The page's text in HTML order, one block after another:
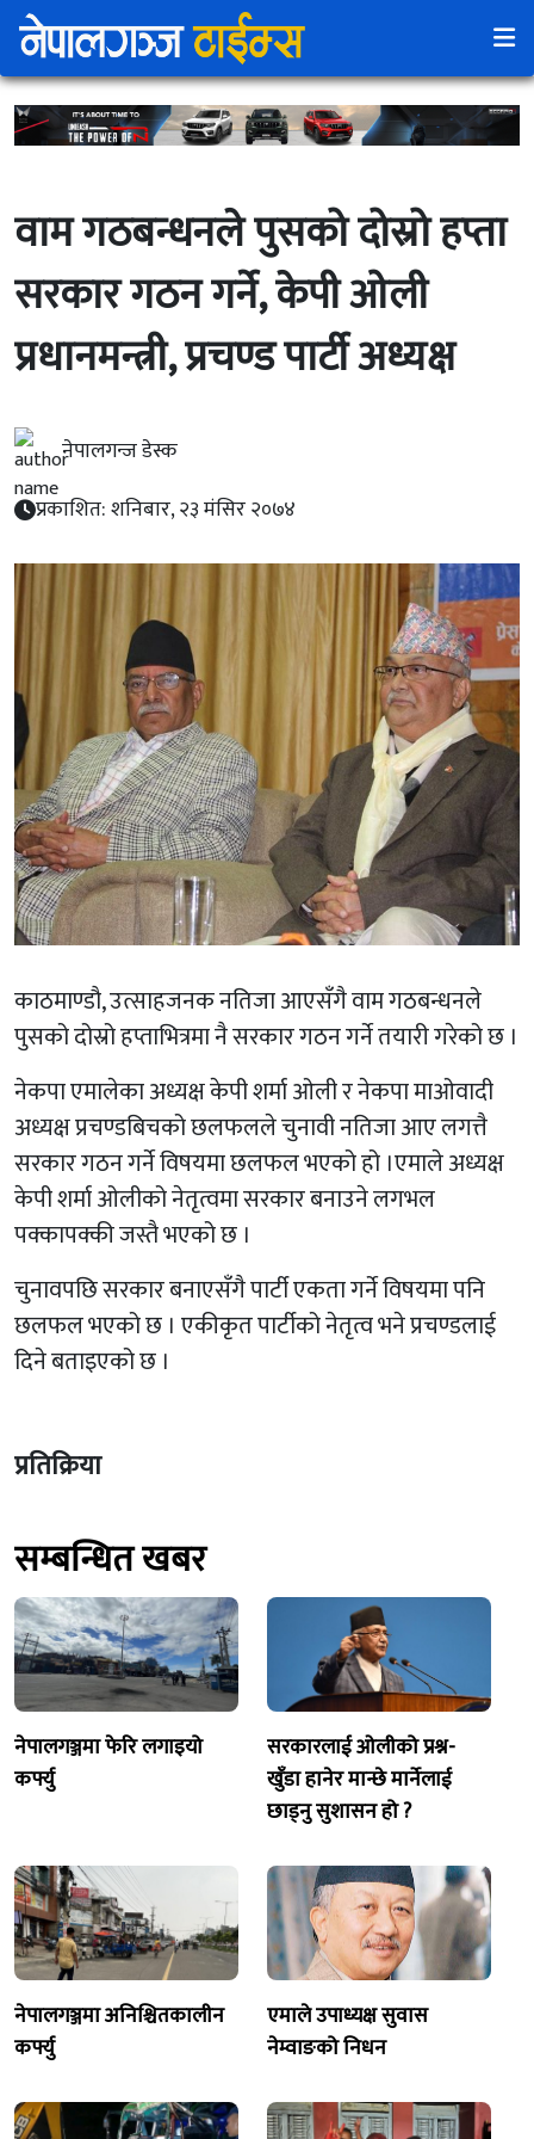
वाम गठबन्धनले पुसको दोस्रो हप्ता
सरकार गठन गर्ने, केपी ओली
प्रधानमन्त्री, प्रचण्ड पार्टी अध्यक्ष
नेपालगन्ज डेस्क
प्रकाशित: शनिबार, २३ मंसिर २०७४
काठमाण्डौ, उत्साहजनक नतिजा आएसँगै वाम गठबन्धनले
पुसको दोस्रो हप्ताभित्रमा नै सरकार गठन गर्ने तयारी गरेको छ ।
नेकपा एमालेका अध्यक्ष केपी शर्मा ओली र नेकपा माओवादी
अध्यक्ष प्रचण्डबिचको छलफलले चुनावी नतिजा आए लगत्तै
सरकार गठन गर्ने विषयमा छलफल भएको हो ।एमाले अध्यक्ष
केपी शर्मा ओलीको नेतृत्वमा सरकार बनाउने लगभल
पक्कापक्की जस्तै भएको छ ।
चुनावपछि सरकार बनाएसँगै पार्टी एकता गर्ने विषयमा पनि
छलफल भएको छ । एकीकृत पार्टीको नेतृत्व भने प्रचण्डलाई
दिने बताइएको छ ।
प्रतिक्रिया
सम्बन्धित खबर
नेपालगञ्जमा फेरि लगाइयो
कर्फ्यु
सरकारलाई ओलीको प्रश्न-
खुँडा हानेर मान्छे मार्नेलाई
छाड्नु सुशासन हो ?
नेपालगञ्जमा अनिश्चितकालीन
कर्फ्यु
एमाले उपाध्यक्ष सुवास
नेम्वाङको निधन